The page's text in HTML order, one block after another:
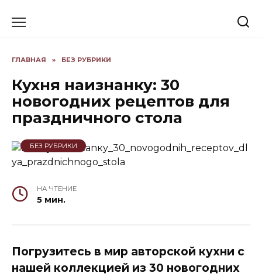
ГЛАВНАЯ » БЕЗ РУБРИКИ
Кухня наизнанку: 30
новогодних рецептов для
праздничного стола
БЕЗ РУБРИКИ
НА ЧТЕНИЕ
5 мин.
Погрузитесь в мир авторской кухни с
нашей коллекцией из 30 новогодних